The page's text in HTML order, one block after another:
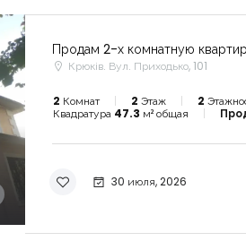
Продам 2-х комнатную
Крюків. Вул. Приходько, 101
2 Комнат 2 Этаж 2
Квадратура 47.3 м² общая
30 июля, 2026